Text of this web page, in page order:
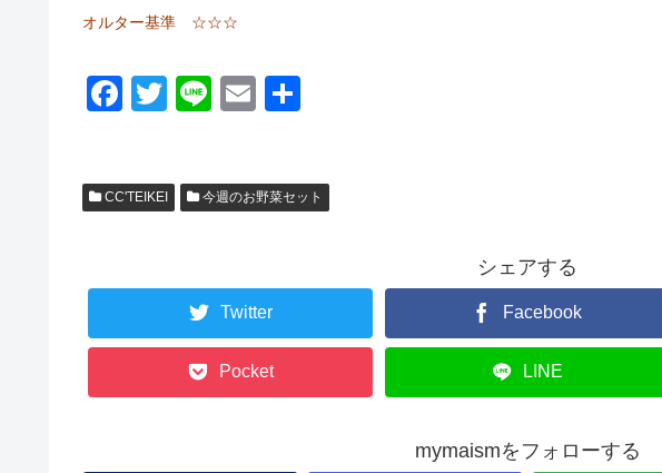
オルター基準 ☆☆☆
F
e
k
T
er
Li
E
CC'TEIKEI 今週のお野菜セット
シェアする
Twitter Facebook
Pocket LINE
mymaismをフォローする